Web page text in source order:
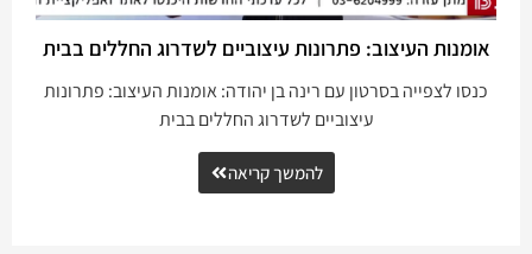
אומנות העיצוב: פתרונות עיצוביים לשדרוג החללים בבית
כנסו לצפייה בסרטון עם רינה בן יהודה: אומנות העיצוב: פתרונות
עיצוביים לשדרוג החללים בבית
להמשך קריאה